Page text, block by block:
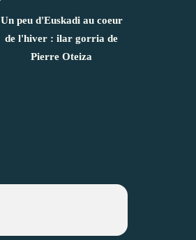
Un peu d'Euskadi au coeur
de l'hiver : ilar gorria de
Pierre Oteiza